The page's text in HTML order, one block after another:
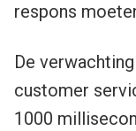
respons
De
customer
1000